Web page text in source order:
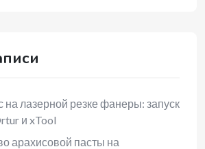
на лазерной резке фанеры: запуск
и xTool
арахисовой пасты на